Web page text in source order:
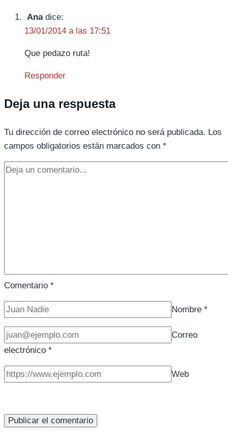
Ana dice:
13/01/2014 a las 17:51
Que pedazo ruta!
Responder
Deja una respuesta
Tu dirección de correo electrónico no será publicada. Los
campos obligatorios están marcados con *
Comentario *
Nombre *
Correo
electrónico *
Web